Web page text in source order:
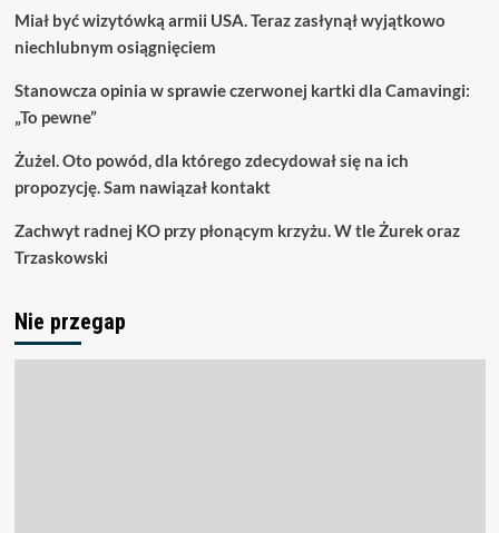
Miał być wizytówką armii USA. Teraz zasłynął wyjątkowo
niechlubnym osiągnięciem
Stanowcza opinia w sprawie czerwonej kartki dla Camavingi:
„To pewne”
Żużel. Oto powód, dla którego zdecydował się na ich
propozycję. Sam nawiązał kontakt
Zachwyt radnej KO przy płonącym krzyżu. W tle Żurek oraz
Trzaskowski
Nie przegap